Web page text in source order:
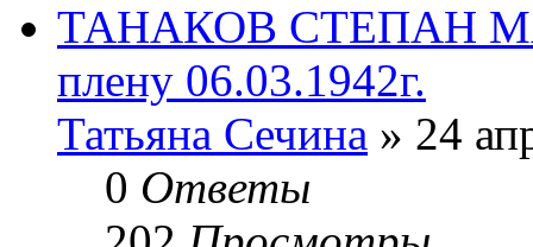
ТАНАКОВ СТЕПАН
плену 06.03.1942г.
Татьяна Сечина » 24
0 Ответы